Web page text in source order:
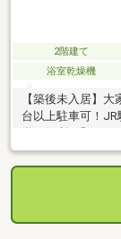
2階建て
浴室乾燥機
【築後未入居】
台以上駐車可！JR